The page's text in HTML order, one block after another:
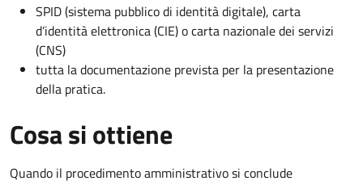
SPID (sistema pubblico di identità digitale), carta
d’identità elettronica (CIE) o carta nazionale dei servizi
(CNS)
tutta la documentazione prevista per la presentazione
della pratica.
Cosa si ottiene
Quando il procedimento amministrativo si conclude